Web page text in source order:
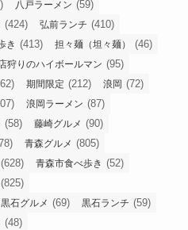
八戸ラーメン (59)
(424) 弘前ランチ (410)
き (413) 担々麺（坦々麺） (46)
狩りのハイボールマン (95)
期間限定 (212) 浪岡 (72)
浪岡ラーメン (87)
(58) 藤崎グルメ (90)
青森グルメ (805)
(628) 青森市食べ歩き (52)
(825)
黒石グルメ (69) 黒石ランチ (59)
(48)